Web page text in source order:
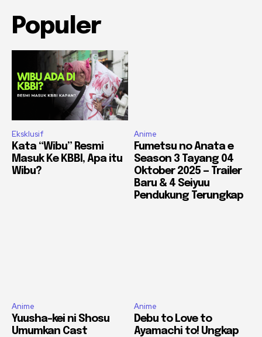
Populer
Eksklusif
Kata “Wibu” Resmi
Masuk Ke KBBI, Apa itu
Wibu?
Anime
Fumetsu no Anata e
Season 3 Tayang 04
Oktober 2025 — Trailer
Baru & 4 Seiyuu
Pendukung Terungkap
Anime
Yuusha-kei ni Shosu
Umumkan Cast
Anime
Debu to Love to
Ayamachi to! Ungkap